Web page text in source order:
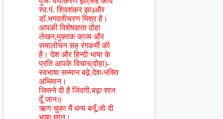
स्व.पं. शिवशंकर झा)और
डॉ.भगवतीचरण मिश्र है।
आपकी विशेषज्ञता दोहा
लेखन,मुक्तक काव्य और
समालोचन सह रंगकर्मी की
है। देश और हिन्दी भाषा के
प्रति आपके विचार(दोहा)-
स्वभाषा सम्मान बढ़े,देश-भक्ति
अभिमान।
जिसने दी है जिंदगी,बढ़ा शान
दूँ जान॥
ऋण चुका मैं धन्य बनूँ,जो दी